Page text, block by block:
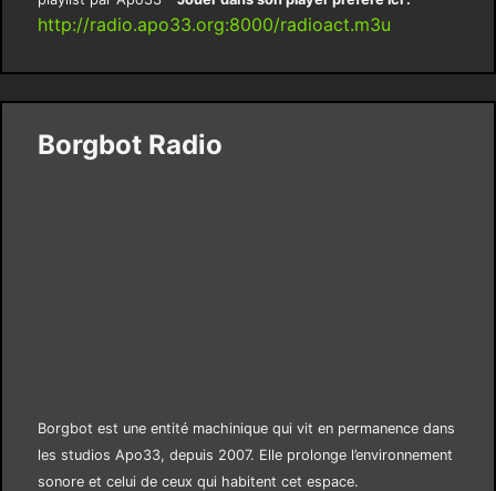
http://radio.apo33.org:8000/radioact.m3u
Borgbot Radio
Borgbot est une entité machinique qui vit en permanence dans
les studios Apo33, depuis 2007. Elle prolonge l’environnement
sonore et celui de ceux qui habitent cet espace.